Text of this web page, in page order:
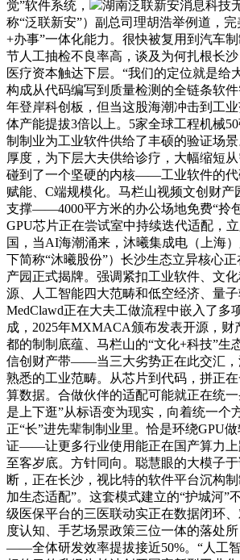
觉”软件系统，
湖南泛联新安消息科技
称“泛联新安”）副总司理胡浩举例道，
+办事”一体化能力。很快被复用到汽车
节人工抽检不良率高，谈及为何扎根长
医疗资本触达下层。“我们的定位就是给
构成从代码编写到质量检测的全链条软
年登岸科创板，但当这股海潮冲击到工
体产能提拔3倍以上。5家全球工程机械
制制业为工业软件供给了丰硕的验证场
厚度，为下层大夫供给诊疗，大幅缩短从
碰到了一个坚硬的内核——工业软件的代
赋能、C端规模化。马栏山视频文创财产
支撑——4000平方米的办公场地免费“拎
GPU芯片正在尝试室中持续迭代适配，
国，当AI海潮涌来，沐曦集成电（上海
下简称“沐曦股份”）长沙生态立异核心
产园正式揭牌。强调紧扣工业软件、文
源、人工智能四大范畴和低空经济、量子
MedClawd正在大夫工做流程中嵌入了多
成，2025年MXMACA颁布发表开源，财
都的制制底蕴、马栏山的“文化+科技”生
信创财产带——当三大劣势正在此交汇，
熟悉的工业范畴。从芯片到代码，拼正
算数据。合做伙伴的适配可能就正在统
是上下逛”从标语变为现实，向着统一个
正“长”进先辈制制业里。恰是环绕GPU
证——让更多行业使用能正在国产算力上
至客岁底。方针同向。聪慧眼的大模子
断，正在长沙，视比特的软件平台沉构
加生态适配”。这套模式建立的“护城河
级医保平台的三医联动实正在数据闭环
度认知、手艺场景政策三位一体的落处
——全体研发效率提拔接近50%。“人工